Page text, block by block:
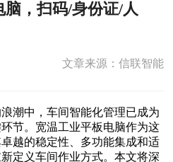
，扫码/身份证/人
文章来源：信联智能
潮中，车间智能化管理已成为
节。宽温工业平板电脑作为这
越的稳定性、多功能集成和适
定义车间作业方式。本文将深